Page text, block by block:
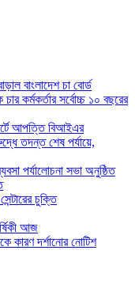
বাংলাদেশ চা বোর্ড
কর্মকর্তার সর্বোচ্চ ১০ বছরের
আপত্তি বিআইএর
তদন্ত শেষ পর্যায়ে,
পর্যালোচনা সভা অনুষ্ঠিত
চুক্তি
আজ
কারণ দর্শানোর নোটিশ